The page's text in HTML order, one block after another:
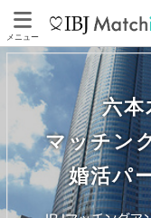
メニュー
六本
マッチン
婚活パ